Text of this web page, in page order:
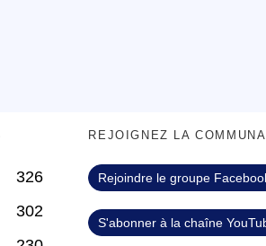
326
302
REJOIGNEZ LA
Rejoindre le groupe
S'abonner à la chaîne